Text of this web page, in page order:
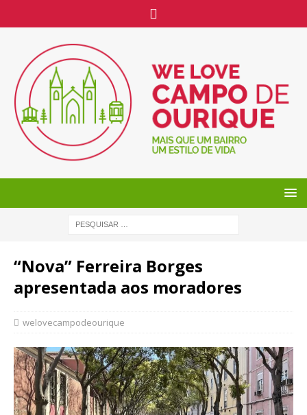
“Nova” Ferreira Borges
apresentada aos moradores
welovecampodeourique